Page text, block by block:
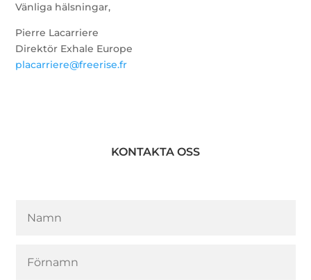
Vänliga hälsningar,
Pierre Lacarriere
Direktör Exhale Europe
placarriere@freerise.fr
KONTAKTA OSS